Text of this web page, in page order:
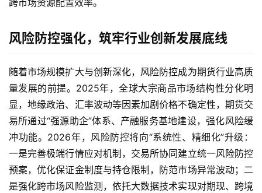
际
货
投
资
入
门
跨市场资源配置效率。
风险防控强化，筑牢行业创新发展底线
随着市场规模扩大与创新深化，风险防控成为期货行业高质
量发展的前提。2025年，全球大宗商品市场结构性分化明
显，地缘政治、汇率波动等因素加剧价格不确定性，期货交
易所通过“强源助企”体系、产融服务基地建设，强化风险缓
冲功能。2026年，风险防控将向“系统性、精细化”升级：
一是完善极端行情应对机制，交易所协同建立统一风险防控
预案，优化保证金制度与持仓限制，防范市场异常波动；二
是强化跨市场风险监测，依托大数据技术实现对期现、跨境